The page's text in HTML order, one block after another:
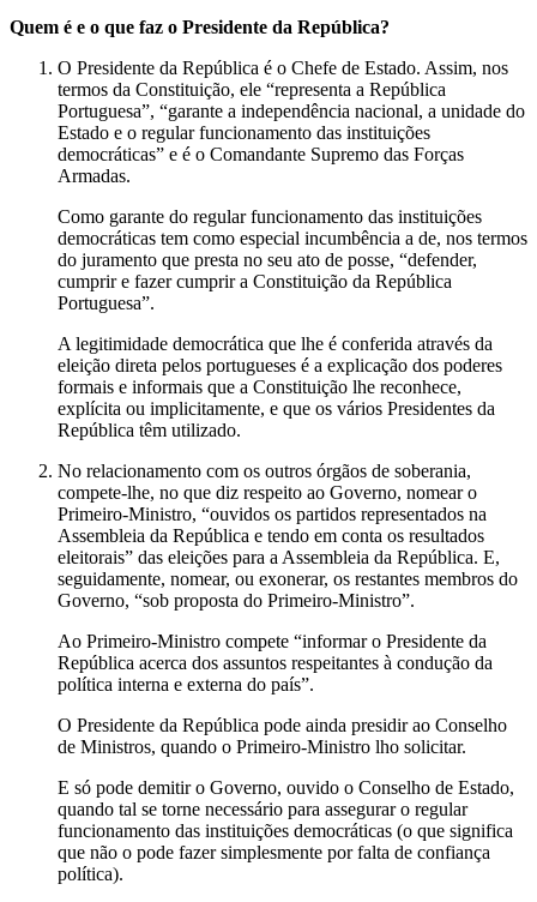
Quem é e o que faz o Presidente da República?
O Presidente da República é o Chefe de Estado. Assim, nos
termos da Constituição, ele “representa a República
Portuguesa”, “garante a independência nacional, a unidade do
Estado e o regular funcionamento das instituições
democráticas” e é o Comandante Supremo das Forças
Armadas.
Como garante do regular funcionamento das instituições
democráticas tem como especial incumbência a de, nos termos
do juramento que presta no seu ato de posse, “defender,
cumprir e fazer cumprir a Constituição da República
Portuguesa”.
A legitimidade democrática que lhe é conferida através da
eleição direta pelos portugueses é a explicação dos poderes
formais e informais que a Constituição lhe reconhece,
explícita ou implicitamente, e que os vários Presidentes da
República têm utilizado.
No relacionamento com os outros órgãos de soberania,
compete-lhe, no que diz respeito ao Governo, nomear o
Primeiro-Ministro, “ouvidos os partidos representados na
Assembleia da República e tendo em conta os resultados
eleitorais” das eleições para a Assembleia da República. E,
seguidamente, nomear, ou exonerar, os restantes membros do
Governo, “sob proposta do Primeiro-Ministro”.
Ao Primeiro-Ministro compete “informar o Presidente da
República acerca dos assuntos respeitantes à condução da
política interna e externa do país”.
O Presidente da República pode ainda presidir ao Conselho
de Ministros, quando o Primeiro-Ministro lho solicitar.
E só pode demitir o Governo, ouvido o Conselho de Estado,
quando tal se torne necessário para assegurar o regular
funcionamento das instituições democráticas (o que significa
que não o pode fazer simplesmente por falta de confiança
política).